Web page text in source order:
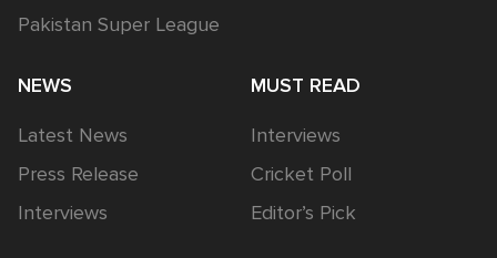
Pakistan Super League
NEWS
Latest News
Press Release
Interviews
MUST READ
Interviews
Cricket Poll
Editor’s Pick